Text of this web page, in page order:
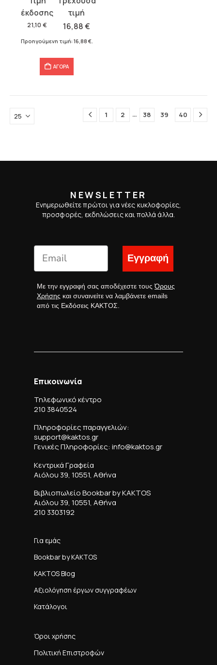
21,10 €
price
was:
16,88€
τρέχουσα
τιμή
Προηγούμενη τιμή: 16,88 €.
ΑΓΟΡΑ
1 2 … 38 39 40
NEWSLETTER
Ενημερωθείτε πρώτοι για νέες κυκλοφορίες,
προσφορές, εκδηλώσεις και πολλά άλλα.
Εγγραφή
Με την εγγραφή σας αποδέχεστε τουςΌρους
Χρήσης και συναινείτε να λαμβάνετε emails
από τις Εκδόσεις ΚΑΚΤΟΣ.
Επικοινωνία
Τηλεφωνικό κέντρο
210 3840524
Πληροφορίες παραγγελιών:
support@kaktos.gr
Γενικές Πληροφορίες: info@kaktos.gr
Κεντρικά Γραφεία
Αιόλου 39, 10551, Αθήνα
Βιβλιοπωλείο Bookbar by KAKTOS
Αιόλου 39, 10551, Αθήνα
210 3303192
Για εμάς
Bookbar by KAKTOS
KAKTOS Blog
Αξιολόγηση έργων συγγραφέων
Κατάλογοι
Όροι χρήσης
Πολιτική Επιστροφών